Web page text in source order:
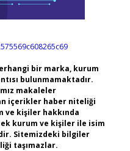
bir marka, kurum
bulunmamaktadır.
makaleler
içerikler haber niteliği
ve kişiler hakkında
kurum ve kişiler ile isim
Sitemizdeki bilgiler
taşımazlar.